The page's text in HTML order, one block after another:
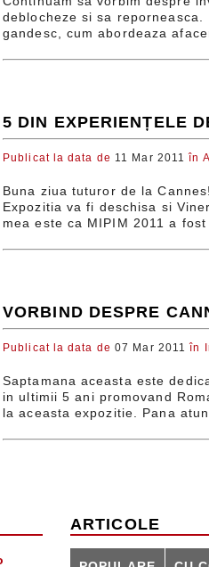
deblocheze si sa
gandesc, cum abordeaza
5 DIN EXPERIENȚELE
Publicat la data de 11 Mar 2011 în
Buna ziua tuturor de la
Expozitia va fi deschisa si
mea este ca MIPIM 2011 a fost
VORBIND DESPRE
Publicat la data de 07 Mar 2011 în
Saptamana aceasta este
in ultimii 5 ani promovand
la aceasta expozitie. Pana
ARTICOLE